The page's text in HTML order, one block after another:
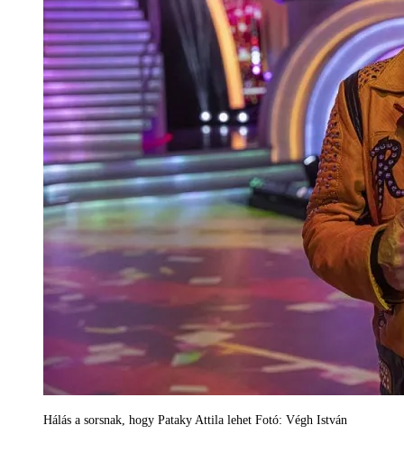
Hálás a sorsnak, hogy Pataky Attila lehet Fotó: Végh István